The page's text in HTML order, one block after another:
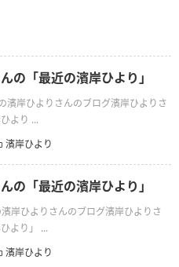
の「最近の濱岸ひより」
濱岸ひよりさんのブログ濱岸ひよりさ
より ...
濱岸ひより
の「最近の濱岸ひより」
岸ひよりさんのブログ濱岸ひよりさ
より」 ...
濱岸ひより